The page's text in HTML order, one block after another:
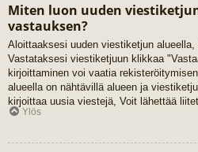
Miten luon uuden
vastauksen?
Aloittaaksesi uuden viestiketjun alueella,
Vastataksesi viestiketjuun klikkaa
kirjoittaminen voi vaatia
alueella on nähtävillä alueen ja
kirjoittaa uusia viestejä, Voit lähettää
Ylös